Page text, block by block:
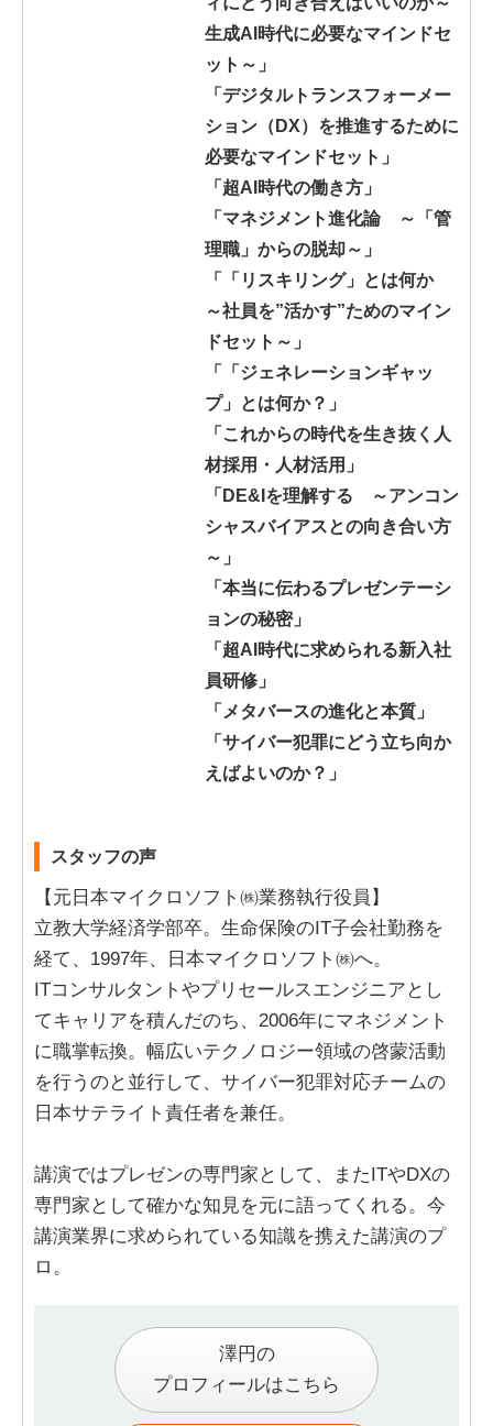
生成AI時代に必要なマインドセ
ット～」
「デジタルトランスフォーメー
ション（DX）を推進するために
必要なマインドセット」
「超AI時代の働き方」
「マネジメント進化論 ～「管
理職」からの脱却～」
「「リスキリング」とは何か
～社員を”活かす”ためのマイン
ドセット～」
「「ジェネレーションギャッ
プ」とは何か？」
「これからの時代を生き抜く人
材採用・人材活用」
「DE&Iを理解する ～アンコン
シャスバイアスとの向き合い方
～」
「本当に伝わるプレゼンテーシ
ョンの秘密」
「超AI時代に求められる新入社
員研修」
「メタバースの進化と本質」
「サイバー犯罪にどう立ち向か
えばよいのか？」
スタッフの声
【元日本マイクロソフト㈱業務執行役員】
立教大学経済学部卒。生命保険のIT子会社勤務を
経て、1997年、日本マイクロソフト㈱へ。
ITコンサルタントやプリセールスエンジニアとし
てキャリアを積んだのち、2006年にマネジメント
に職掌転換。幅広いテクノロジー領域の啓蒙活動
を行うのと並行して、サイバー犯罪対応チームの
日本サテライト責任者を兼任。
講演ではプレゼンの専門家として、またITやDXの
専門家として確かな知見を元に語ってくれる。今
講演業界に求められている知識を携えた講演のプ
ロ。
澤円の
プロフィールはこちら